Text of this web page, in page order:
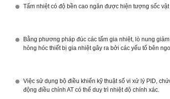
Tấm nhiệt có độ bền cao ngăn được hiện tượng sốc vật
Bằng phương pháp đúc các tấm gia nhiệt, lò nung
hỏng hóc thiết bị gia nhiệt gây ra bởi các yếu tố bên
Việc sử dụng bộ điều khiển kỹ thuật số vi xử lý PID,
động điều chỉnh AT có thể duy trì nhiệt độ chính xác.